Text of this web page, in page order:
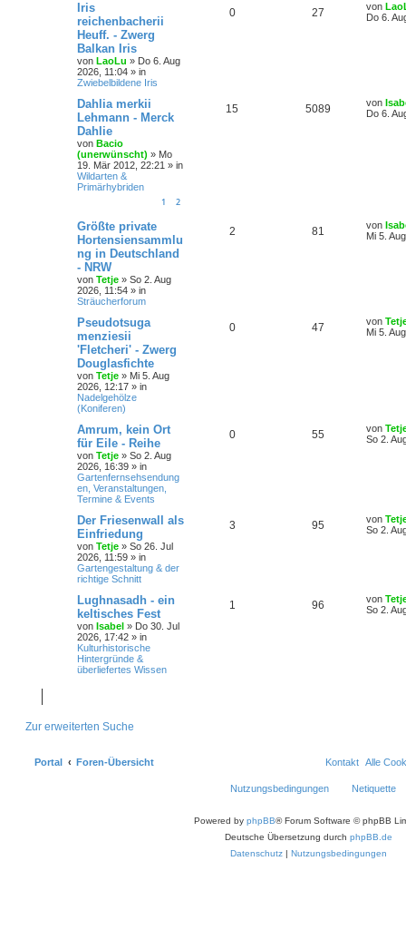
Iris
reichenbacherii
Heuff. - Zwerg
Balkan Iris
von LaoLu » Do 6. Aug
2026, 11:04 » in
Zwiebelbildene Iris
0 27 von
Do 6.
Dahlia merkii
Lehmann - Merck
Dahlie
von Bacio
(unerwünscht) » Mo
19. Mär 2012, 22:21 » in
Wildarten &
Primärhybriden
1 2
15 5089 von
Do 6.
Größte private
Hortensiensammlu
ng in Deutschland
- NRW
von Tetje » So 2. Aug
2026, 11:54 » in
Sträucherforum
2 81 von
Mi 5.
Pseudotsuga
menziesii
'Fletcheri' - Zwerg
Douglasfichte
von Tetje » Mi 5. Aug
2026, 12:17 » in
Nadelgehölze
(Koniferen)
0 47 von
Mi 5.
Amrum, kein Ort
für Eile - Reihe
von Tetje » So 2. Aug
2026, 16:39 » in
Gartenfernsehsendung
en, Veranstaltungen,
Termine & Events
0 55 von
So 2.
Der Friesenwall als
Einfriedung
von Tetje » So 26. Jul
2026, 11:59 » in
Gartengestaltung & der
richtige Schnitt
3 95 von
So 2.
Lughnasadh - ein
keltisches Fest
von Isabel » Do 30. Jul
2026, 17:42 » in
Kulturhistorische
Hintergründe &
überliefertes Wissen
1 96 von
So 2.
Zur erweiterten Suche
Portal Foren-Übersicht Alle
Kontakt
Netiquette
Nutzungsbedingungen
Powered by phpBB® Forum Software © phpBB
Deutsche Übersetzung durch phpBB.de
Datenschutz | Nutzungsbedingungen